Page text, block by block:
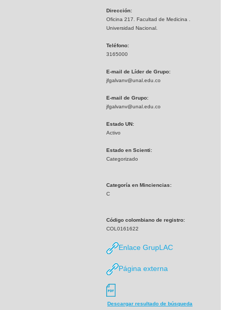
Dirección:
Oficina 217. Facultad de Medicina .
Universidad Nacional.
Teléfono:
3165000
E-mail de Líder de Grupo:
jfgalvanv@unal.edu.co
E-mail de Grupo:
jfgalvanv@unal.edu.co
Estado UN:
Activo
Estado en Scienti:
Categorizado
Categoría en Minciencias:
C
Código colombiano de registro:
COL0161622
Enlace GrupLAC
Página externa
Descargar resultado de búsqueda